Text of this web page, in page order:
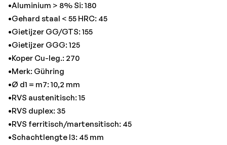
•Titanium > 850 N/mm²: 40
•Totale lengte: 118 mm
•Aluminium > 8% Si: 180
•Gehard staal < 55 HRC: 45
•Gietijzer GG/GTS: 155
•Gietijzer GGG: 125
•Koper Cu-leg.: 270
•Merk: Gühring
•Ø d1 = m7: 10,2 mm
•RVS austenitisch: 15
•RVS duplex: 35
•RVS ferritisch/martensitisch: 45
•Schachtlengte l3: 45 mm